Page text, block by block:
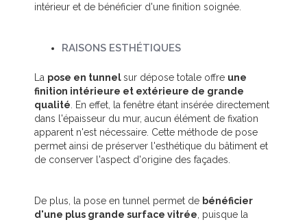
intérieur et de bénéficier d'une finition soignée.
RAISONS ESTHÉTIQUES
La pose en tunnelsur dépose totale offre une
finition intérieure et extérieure de grande
qualité. En effet, la fenêtre étant insérée directement
dans l'épaisseur du mur, aucun élément de fixation
apparent n'est nécessaire. Cette méthode de pose
permet ainsi de préserver l'esthétique du bâtiment et
de conserver l'aspect d'origine des façades.
De plus, la pose en tunnel permet de bénéficier
d'une plus grande surface vitrée, puisque la